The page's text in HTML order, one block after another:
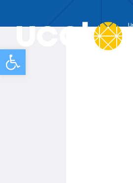
Abrir barra de herramientas